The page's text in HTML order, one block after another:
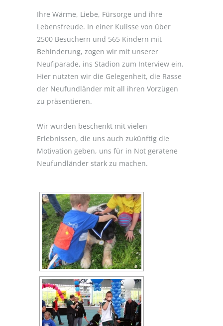
Ihre Wärme, Liebe, Fürsorge und ihre
Lebensfreude. In einer Kulisse von über
2500 Besuchern und 565 Kindern mit
Behinderung, zogen wir mit unserer
Neufiparade, ins Stadion zum Interview ein.
Hier nutzten wir die Gelegenheit, die Rasse
der Neufundländer mit all ihren Vorzügen
zu präsentieren.
Wir wurden beschenkt mit vielen
Erlebnissen, die uns auch zukünftig die
Motivation geben, uns für in Not geratene
Neufundländer stark zu machen.